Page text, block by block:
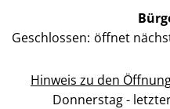
Klicken, um weitere
Geschlossen: öffnet
Hinweis zu den
Donnerstag -